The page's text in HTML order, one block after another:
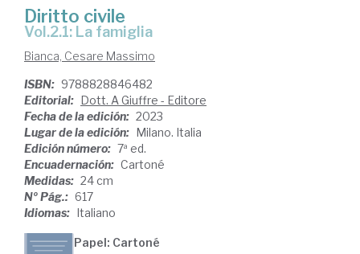
Diritto civile
Vol.2.1: La famiglia
Bianca, Cesare Massimo
ISBN: 9788828846482
Editorial: Dott. A Giuffre - Editore
Fecha de la edición: 2023
Lugar de la edición: Milano. Italia
Edición número: 7ª ed.
Encuadernación: Cartoné
Medidas: 24 cm
Nº Pág.: 617
Idiomas: Italiano
Papel: Cartoné